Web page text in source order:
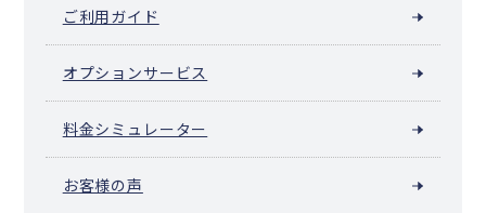
ご利用ガイド
オプションサービス
料金シミュレーター
お客様の声